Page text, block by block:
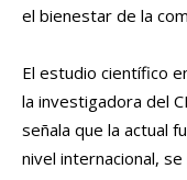
el bienestar de la
El estudio científico
la investigadora del
señala que la actual
nivel internacional,